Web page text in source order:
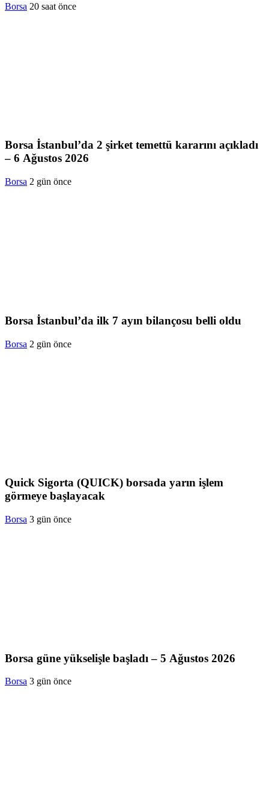
Borsa 20 saat önce
Borsa İstanbul’da 2 şirket temettü kararını açıkladı
– 6 Ağustos 2026
Borsa 2 gün önce
Borsa İstanbul’da ilk 7 ayın bilançosu belli oldu
Borsa 2 gün önce
Quick Sigorta (QUICK) borsada yarın işlem
görmeye başlayacak
Borsa 3 gün önce
Borsa güne yükselişle başladı – 5 Ağustos 2026
Borsa 3 gün önce